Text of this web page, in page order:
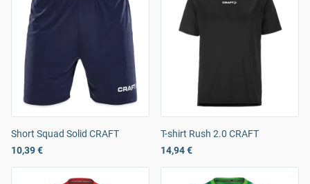
Short Squad Solid CRAFT
10,39 €
T-shirt Rush 2.0 CRAFT
14,94 €